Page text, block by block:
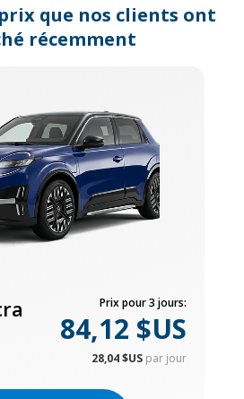
que nos clients ont
récemment
Prix pour 3 jours:
84,12 $US
28,04 $US par jour